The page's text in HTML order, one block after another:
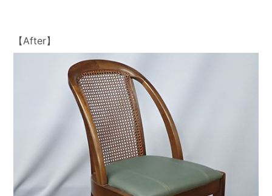
【After】